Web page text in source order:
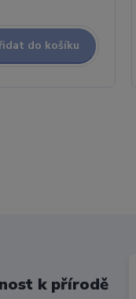
do košíku
k přírodě